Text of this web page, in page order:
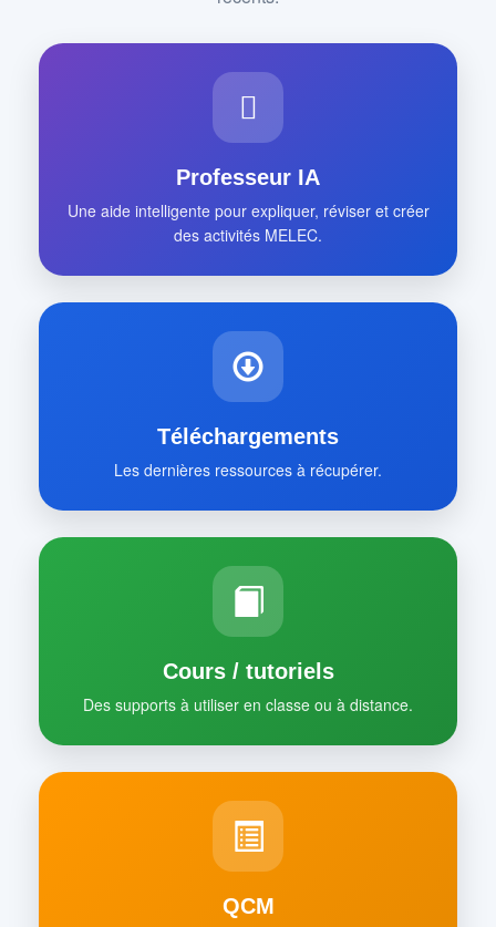
Professeur IA
Une aide intelligente pour expliquer, réviser et créer
des activités MELEC.
Téléchargements
Les dernières ressources à récupérer.
Cours / tutoriels
Des supports à utiliser en classe ou à distance.
QCM